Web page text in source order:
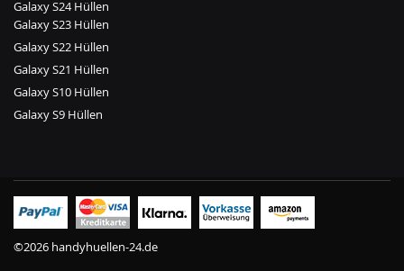
Galaxy S24 Hüllen
Galaxy S23 Hüllen
Galaxy S22 Hüllen
Galaxy S21 Hüllen
Galaxy S10 Hüllen
Galaxy S9 Hüllen
©2026 handyhuellen-24.de